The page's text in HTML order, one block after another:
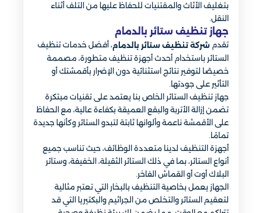
بتغليف الأثاث والمقتنيات للحفاظ عليها من التلف أثناء
النقل.
جهاز تنظيف ستائر​ بالدمام
تقدم شركة تنظيف ستائر بالدمام، أفضل خدمات تنظيف
الستائر باستخدام أحدث أجهزة تنظيف متطورة، مصممة
خصيصًا لتوفير نتائج استثنائية دون الإضرار بأقمشتك أو
التأثير على جودتها.
جهاز تنظيف الستائر الخاص بنا يعتمد على تقنيات مبتكرة
تضمن إزالة الأتربة والبقع العميقة بكفاءة عالية، مع الحفاظ
على الأقمشة ناعمة وألوانها ثابتة لتبدو الستائر وكأنها جديدة
تمامًا.
أجهزة التنظيف لدينا متعددة الوظائف، حيث تناسب جميع
أنواع الستائر، بما في ذلك الستائر الثقيلة، الخفيفة، وستائر
البلاك أوت أو القماش الفاخر.
الجهاز يعمل بخاصية التنظيف بالبخار التي تعتبر مثالية
لتعقيم الستائر والتخلص من الجراثيم والبكتيريا التي قد